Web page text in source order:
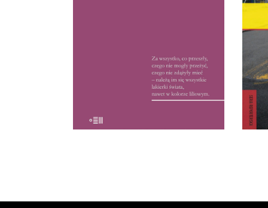
wydarzenie. Od kolegów z
tygodnika reporterka usłyszała:
„Na zebraniach redakcyjnych
pani teksty, […]